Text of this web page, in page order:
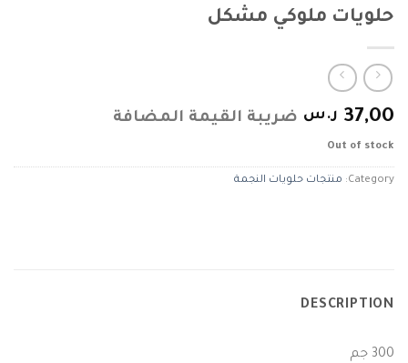
حلويات ملوكي مشكل
37,00 ر.س ضريبة القيمة المضافة
Out of stock
Category: منتجات حلويات النجمة
DESCRIPTION
300 جم